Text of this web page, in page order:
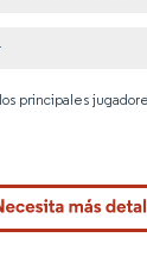
principales